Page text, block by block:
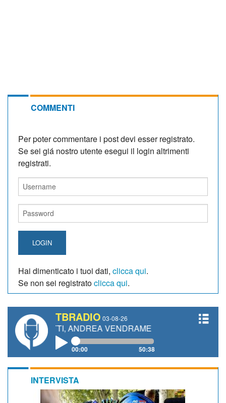
COMMENTI
Per poter commentare i post devi esser registrato.
Se sei giá nostro utente esegui il login altrimenti
registrati.
LOGIN
Hai dimenticato i tuoi dati, clicca qui.
Se non sei registratoclicca qui.
TBRADIO 03-08-26
ANDREA VENDRAME, FILIPPO FIORELLI
00:00 50:38
INTERVISTA